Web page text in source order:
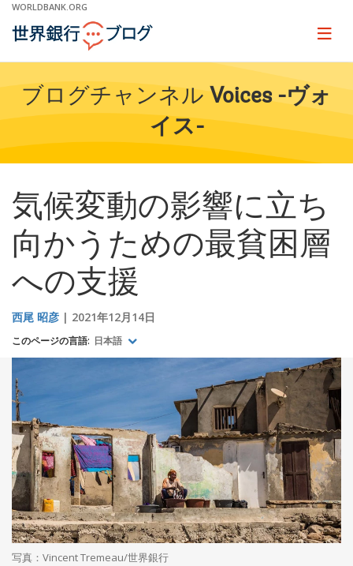
Skip
Main
Navigation
WORLDBANK.ORG
Page
ブログチャンネル Voices -ヴォ
イス-
気候変動の影響に立ち
向かうための最貧困層
への支援
西尾 昭彦 2021年12月14日
このページの言語: 日本語
写真：Vincent Tremeau/世界銀行